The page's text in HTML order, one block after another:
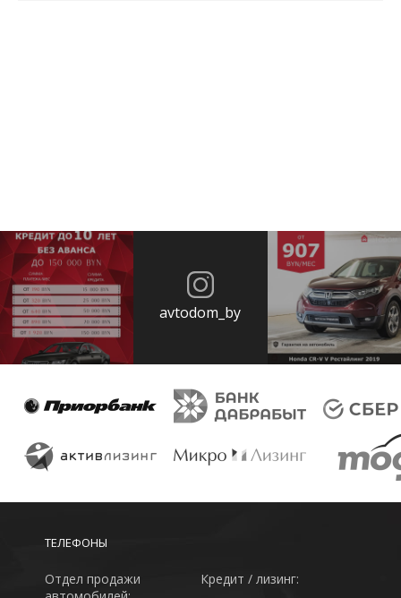
avtodom_by
ТЕЛЕФОНЫ
Отдел продажи
Кредит / лизинг: